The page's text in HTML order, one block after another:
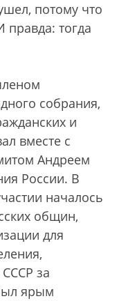
потому что
правда: тогда
собрания,
и
вместе с
Андреем
России. В
началось
общин,
для
за
ярым